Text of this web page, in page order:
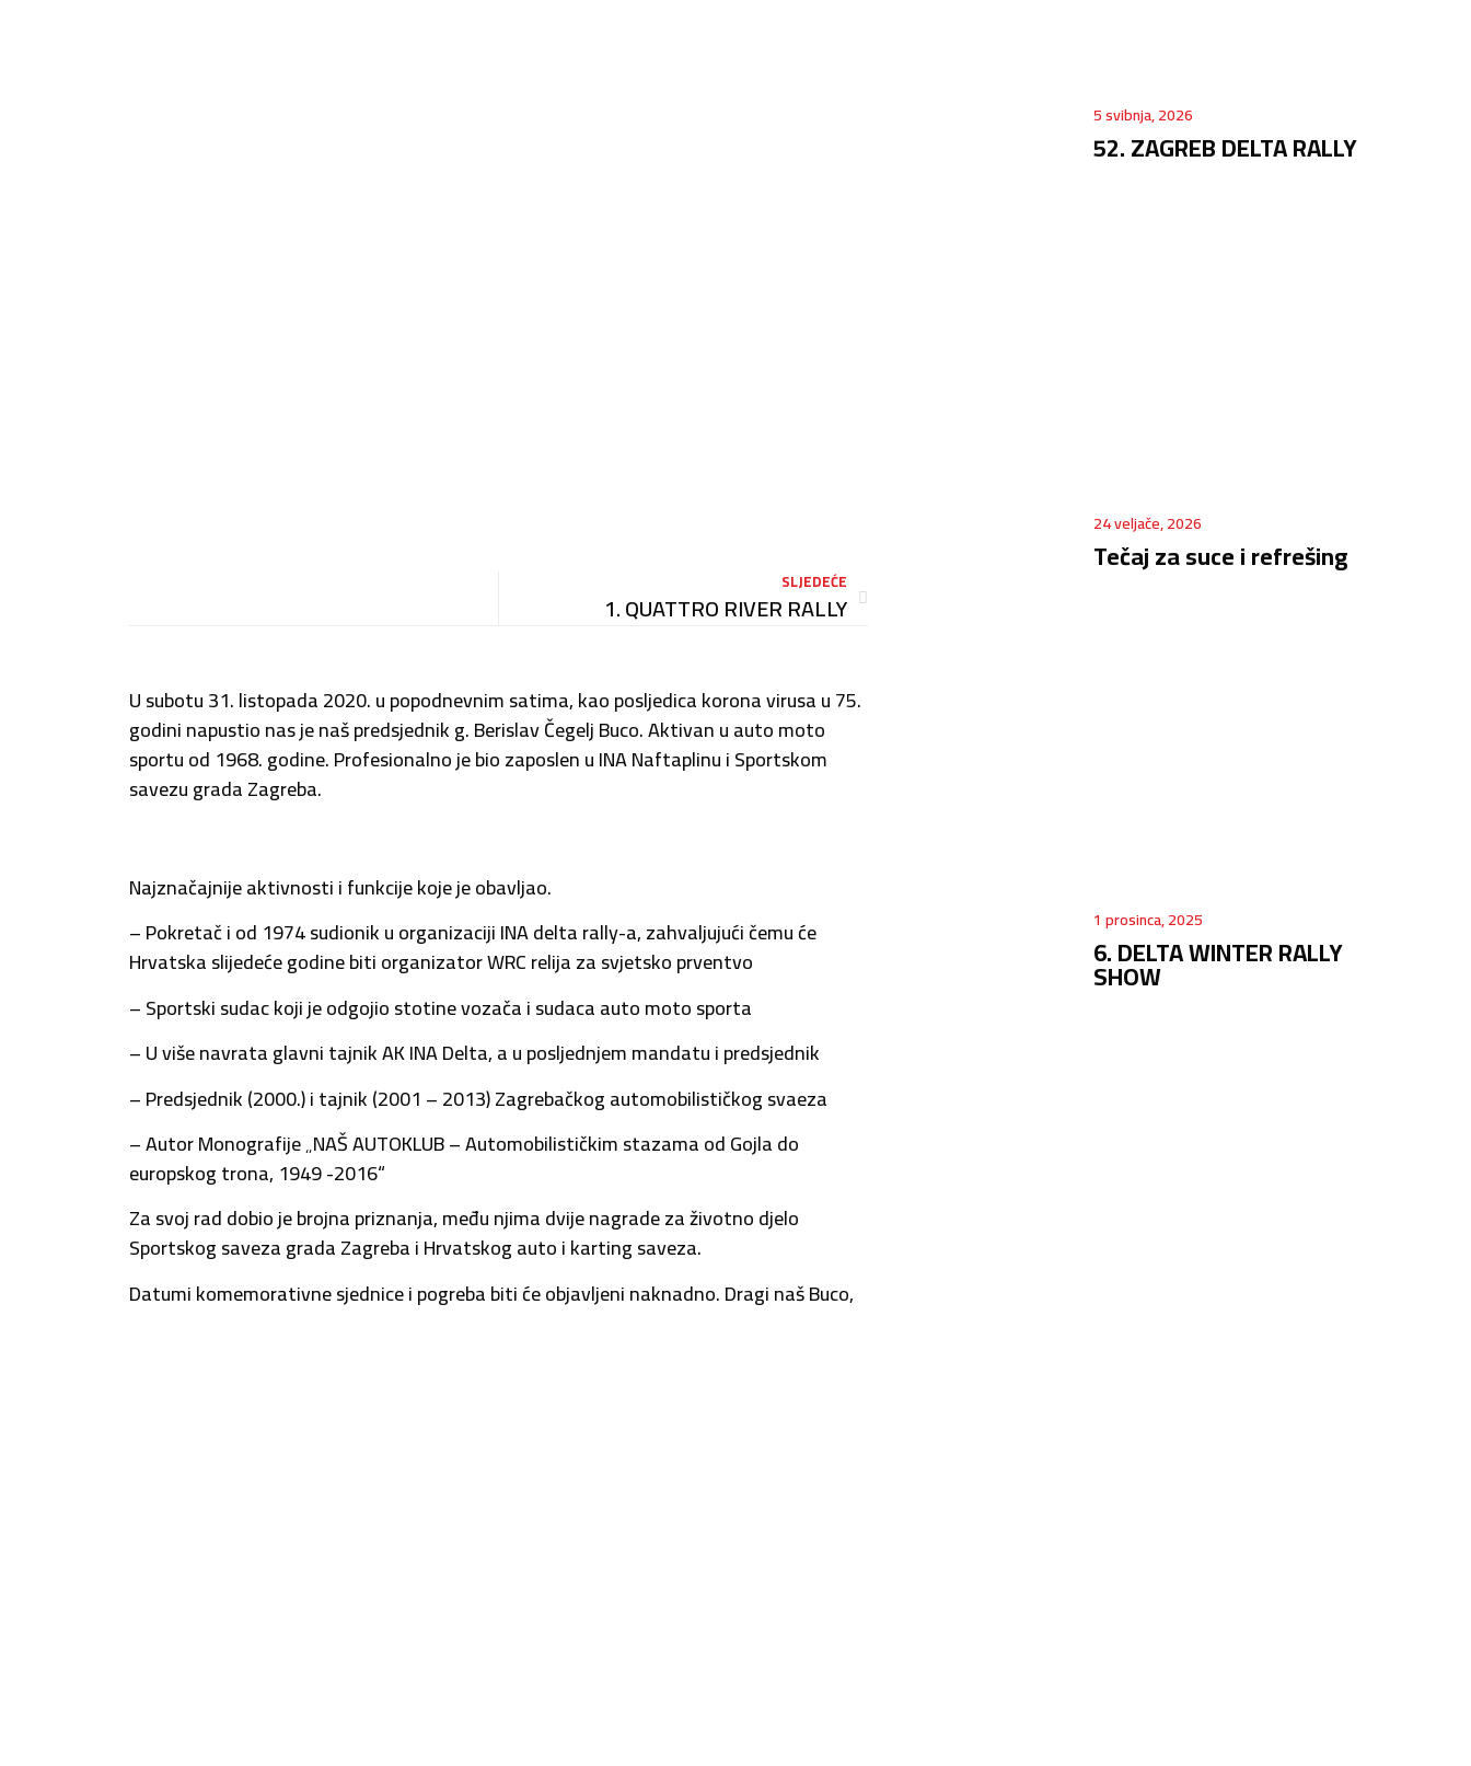
SLJEDEĆE
1. QUATTRO RIVER RALLY
U subotu 31. listopada 2020. u popodnevnim satima, kao posljedica korona virusa u 75.
godini napustio nas je naš predsjednik g. Berislav Čegelj Buco. Aktivan u auto moto
sportu od 1968. godine. Profesionalno je bio zaposlen u INA Naftaplinu i Sportskom
savezu grada Zagreba.
Najznačajnije aktivnosti i funkcije koje je obavljao.
– Pokretač i od 1974 sudionik u organizaciji INA delta rally-a, zahvaljujući čemu će
Hrvatska slijedeće godine biti organizator WRC relija za svjetsko prventvo
– Sportski sudac koji je odgojio stotine vozača i sudaca auto moto sporta
– U više navrata glavni tajnik AK INA Delta, a u posljednjem mandatu i predsjednik
– Predsjednik (2000.) i tajnik (2001 – 2013) Zagrebačkog automobilističkog svaeza
– Autor Monografije „NAŠ AUTOKLUB – Automobilističkim stazama od Gojla do
europskog trona, 1949 -2016“
Za svoj rad dobio je brojna priznanja, među njima dvije nagrade za životno djelo
Sportskog saveza grada Zagreba i Hrvatskog auto i karting saveza.
Datumi komemorativne sjednice i pogreba biti će objavljeni naknadno. Dragi naš Buco,
5 svibnja, 2026
52. ZAGREB DELTA RALLY
24 veljače, 2026
Tečaj za suce i refrešing
1 prosinca, 2025
6. DELTA WINTER RALLY
SHOW